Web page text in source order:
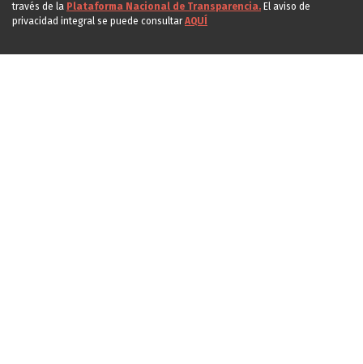
través de la Plataforma Nacional de Transparencia. El aviso de
privacidad integral se puede consultarAQUÍ